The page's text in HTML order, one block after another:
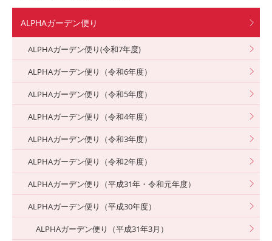
ALPHAガーデン便り
ALPHAガーデン便り(令和7年度)
ALPHAガーデン便り（令和6年度）
ALPHAガーデン便り（令和5年度）
ALPHAガーデン便り（令和4年度）
ALPHAガーデン便り（令和3年度）
ALPHAガーデン便り（令和2年度）
ALPHAガーデン便り（平成31年・令和元年度）
ALPHAガーデン便り（平成30年度）
ALPHAガーデン便り（平成31年3月）